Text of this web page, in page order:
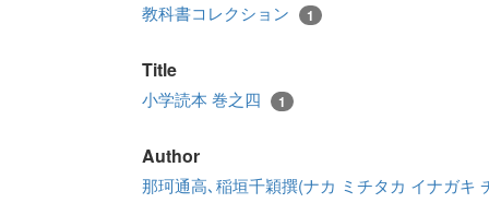
教科書コレクション 1
Title
小学読本 巻之四 1
Author
那珂通高､稲垣千穎撰(ナカ ミチタカ イナガキ